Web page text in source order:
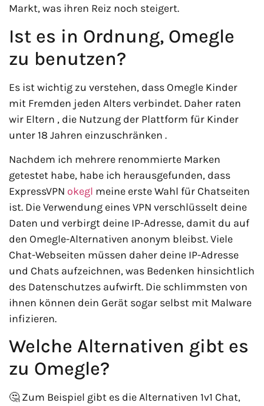
Markt, was ihren Reiz noch steigert.
Ist es in Ordnung, Omegle
zu benutzen?
Es ist wichtig zu verstehen, dass Omegle Kinder
mit Fremden jeden Alters verbindet. Daher raten
wir Eltern , die Nutzung der Plattform für Kinder
unter 18 Jahren einzuschränken .
Nachdem ich mehrere renommierte Marken
getestet habe, habe ich herausgefunden, dass
ExpressVPN okegl meine erste Wahl für Chatseiten
ist. Die Verwendung eines VPN verschlüsselt deine
Daten und verbirgt deine IP-Adresse, damit du auf
den Omegle-Alternativen anonym bleibst. Viele
Chat-Webseiten müssen daher deine IP-Adresse
und Chats aufzeichnen, was Bedenken hinsichtlich
des Datenschutzes aufwirft. Die schlimmsten von
ihnen können dein Gerät sogar selbst mit Malware
infizieren.
Welche Alternativen gibt es
zu Omegle?
🤔 Zum Beispiel gibt es die Alternativen 1v1 Chat,